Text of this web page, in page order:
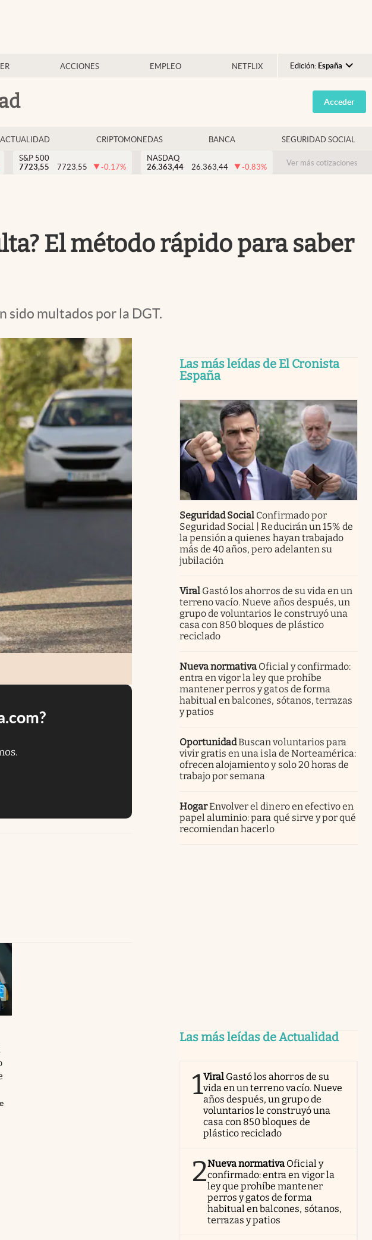
ACCIONES EMPLEO NETFLIX Edición: España
Argentina
España
USA
Colombia
Acceder
ACTUALIDAD CRIPTOMONEDAS BANCA SEGURIDAD SOCIAL
S&P 500
7723,55
7723,55 -0.17%
NASDAQ
26.363,44
26.363,44 -0.83% Ver más cotizaciones
El método rápido para saber
sido multados por la DGT.
Las más leídas de El Cronista
España
Seguridad Social Confirmado por
Seguridad Social | Reducirán un 15% de
la pensión a quienes hayan trabajado
más de 40 años, pero adelanten su
jubilación
Viral Gastó los ahorros de su vida en un
terreno vacío. Nueve años después, un
grupo de voluntarios le construyó una
casa con 850 bloques de plástico
reciclado
Nueva normativa Oficial y confirmado:
entra en vigor la ley que prohíbe
mantener perros y gatos de forma
habitual en balcones, sótanos, terrazas
y patios
OportunidadBuscan voluntarios para
vivir gratis en una isla de Norteamérica:
ofrecen alojamiento y solo 20 horas de
trabajo por semana
HogarEnvolver el dinero en efectivo en
papel aluminio: para qué sirve y por qué
recomiendan hacerlo
Las más leídas de Actualidad
1Viral Gastó los ahorros de su
vida en un terreno vacío. Nueve
años después, un grupo de
voluntarios le construyó una
casa con 850 bloques de
plástico reciclado
2Nueva normativa Oficial y
confirmado: entra en vigor la
ley que prohíbe mantener
perros y gatos de forma
habitual en balcones, sótanos,
terrazas y patios